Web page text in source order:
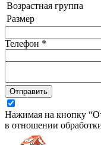
Возрастная группа
Размер
Телефон *
Отправить
Нажимая на кнопку
в отношении